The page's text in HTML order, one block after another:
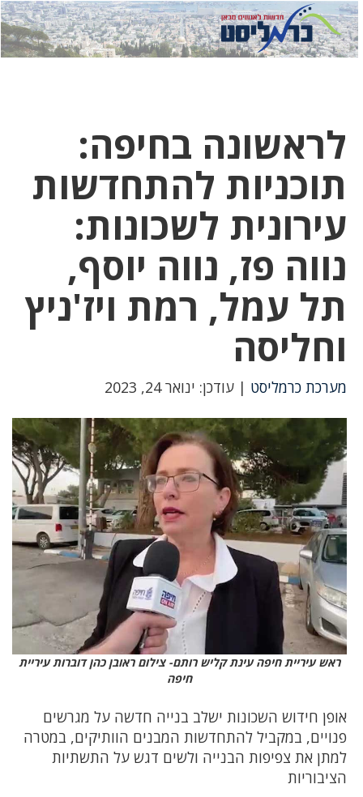
לחץ
כאן
לחץ
כדי
לראשונה בחיפה:
תוכניות להתחדשות
עירונית לשכונות:
נווה פז, נווה יוסף,
תל עמל, רמת ויז'ניץ
וחליסה
מערכת כרמליסט | עודכן: ינואר 24, 2023
ראש עיריית חיפה עינת קליש רותם- צילום ראובן כהן דוברות עיריית
חיפה
אופן חידוש השכונות ישלב בנייה חדשה על מגרשים
פנויים, במקביל להתחדשות המבנים הוותיקים, במטרה
למתן את צפיפות הבנייה ולשים דגש על התשתיות
הציבוריות